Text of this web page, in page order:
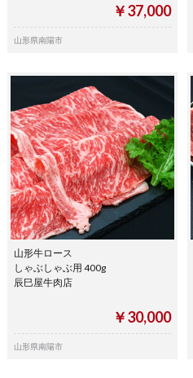
￥37,000
山形県南陽市
山形牛ロース
しゃぶしゃぶ用 400g
辰巳屋牛肉店
￥30,000
山形県南陽市